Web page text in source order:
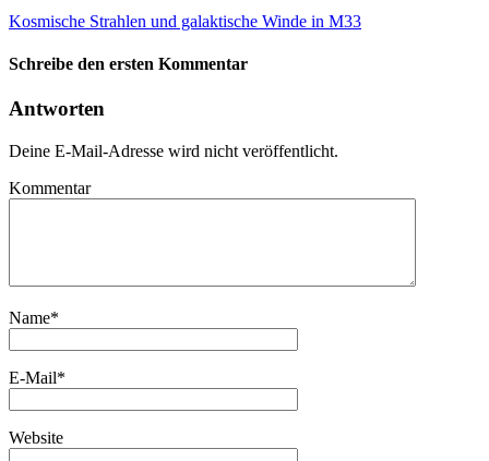
Kosmische Strahlen und galaktische Winde in M33
Schreibe den ersten Kommentar
Antworten
Deine E-Mail-Adresse wird nicht veröffentlicht.
Kommentar
Name*
E-Mail*
Website